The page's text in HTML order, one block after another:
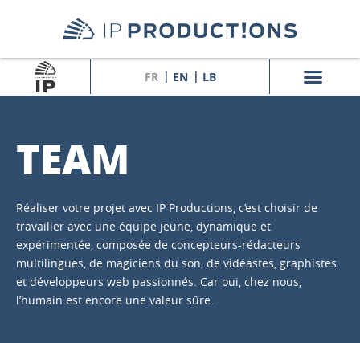
FR EN LB
TEAM
Réaliser votre projet avec IP Productions, c’est choisir de
travailler avec une équipe jeune, dynamique et
expérimentée, composée de concepteurs-rédacteurs
multilingues, de magiciens du son, de vidéastes, graphistes
et développeurs web passionnés. Car oui, chez nous,
l’humain est encore une valeur sûre.